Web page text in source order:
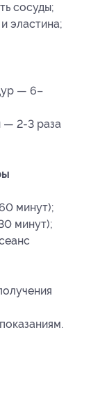
сосуды;
эластина;
— 6–
— 2-3 раза
минут);
минут);